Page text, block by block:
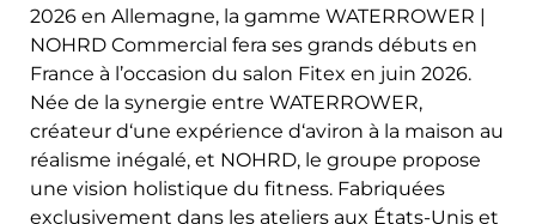
2026 en Allemagne, la gamme WATERROWER |
NOHRD Commercial fera ses grands débuts en
France à l’occasion du salon Fitex en juin 2026.
Née de la synergie entre WATERROWER,
créateur d‘une expérience d‘aviron à la maison au
réalisme inégalé, et NOHRD, le groupe propose
une vision holistique du fitness. Fabriquées
exclusivement dans les ateliers aux États-Unis et